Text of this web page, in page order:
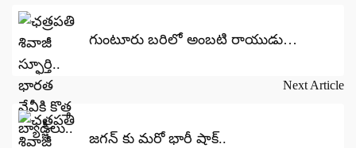
navigation
గుంటూరు బరిలో అంబటి రాయుడు…
Next Article
జగన్ కు మరో భారీ షాక్..